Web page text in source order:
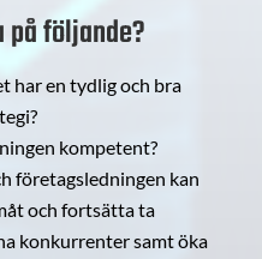
på följande?
har en tydlig och bra
kompetent?
företagsledningen kan
och fortsätta ta
konkurrenter samt öka